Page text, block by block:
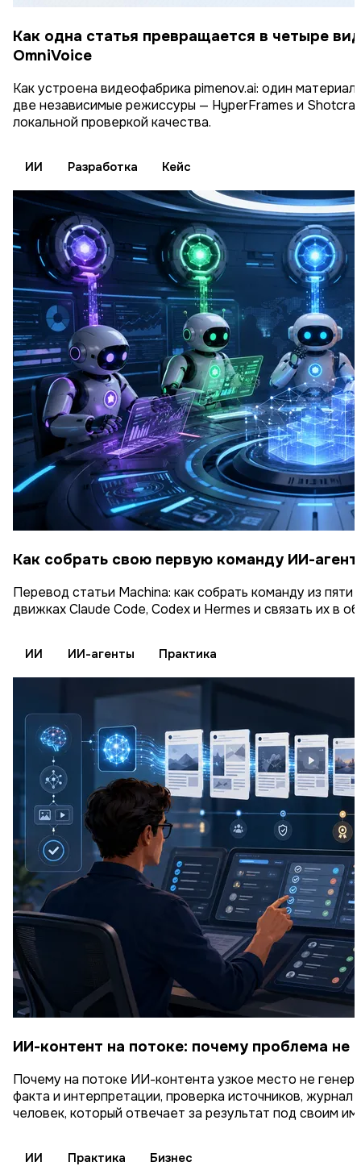
Как одна статья превращается в четыре
OmniVoice
Как устроена видеофабрика pimenov.ai: один
две независимые режиссуры — HyperFrames и
локальной проверкой качества.
ИИ Разработка Кейс
Как собрать свою первую команду ИИ-
Перевод статьи Machina: как собрать команду из
движках Claude Code, Codex и Hermes и связать их в
ИИ ИИ-агенты Практика
ИИ-контент на потоке: почему проблема не
Почему на потоке ИИ-контента узкое место не
факта и интерпретации, проверка источников,
человек, который отвечает за результат под своим
ИИ Практика Бизнес